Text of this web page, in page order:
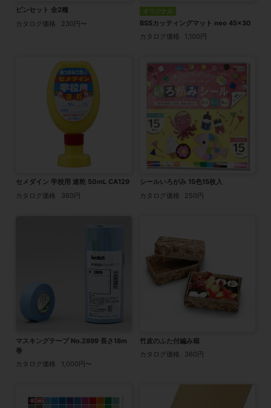
ピンセット 全2種
カタログ価格
230円〜
オリジナル
BSSカッティングマット neo 45×30
カタログ価格
1,100円
セメダイン 学校用 速乾 50mL CA129
カタログ価格
360円
シールいろがみ 15色15枚入
カタログ価格
250円
マスキングテープ No.2899 長さ18m
巻
カタログ価格
1,000円〜
竹皮のふた付編み箱
カタログ価格
360円